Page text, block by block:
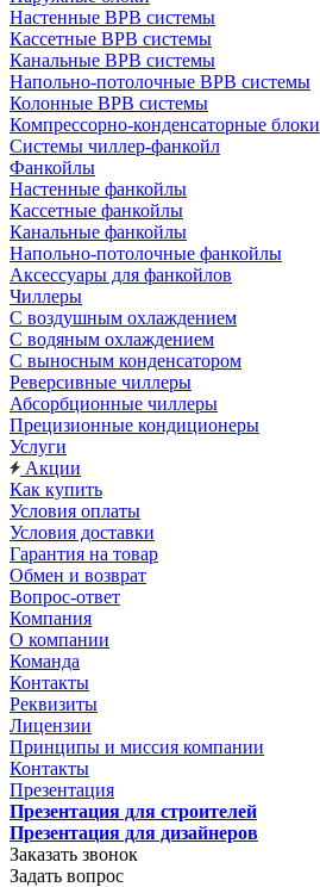
Настенные ВРВ системы
Кассетные ВРВ системы
Канальные ВРВ системы
Напольно-потолочные ВРВ системы
Колонные ВРВ системы
Компрессорно-конденсаторные блоки
Системы чиллер-фанкойл
Фанкойлы
Настенные фанкойлы
Кассетные фанкойлы
Канальные фанкойлы
Напольно-потолочные фанкойлы
Аксессуары для фанкойлов
Чиллеры
С воздушным охлаждением
С водяным охлаждением
С выносным конденсатором
Реверсивные чиллеры
Абсорбционные чиллеры
Прецизионные кондиционеры
Услуги
Акции
Как купить
Условия оплаты
Условия доставки
Гарантия на товар
Обмен и возврат
Вопрос-ответ
Компания
О компании
Команда
Контакты
Реквизиты
Лицензии
Принципы и миссия компании
Контакты
Презентация
Презентация для строителей
Презентация для дизайнеров
Заказать звонок
Задать вопрос